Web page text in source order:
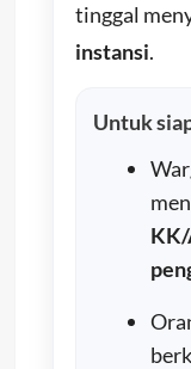
tinggal
instansi.
Untuk